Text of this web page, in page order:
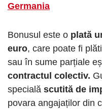
Germania
Bonusul este o plată
euro, care poate fi
sau în sume parțiale
contractul colectiv.
specială scutită de
povara angajaților din